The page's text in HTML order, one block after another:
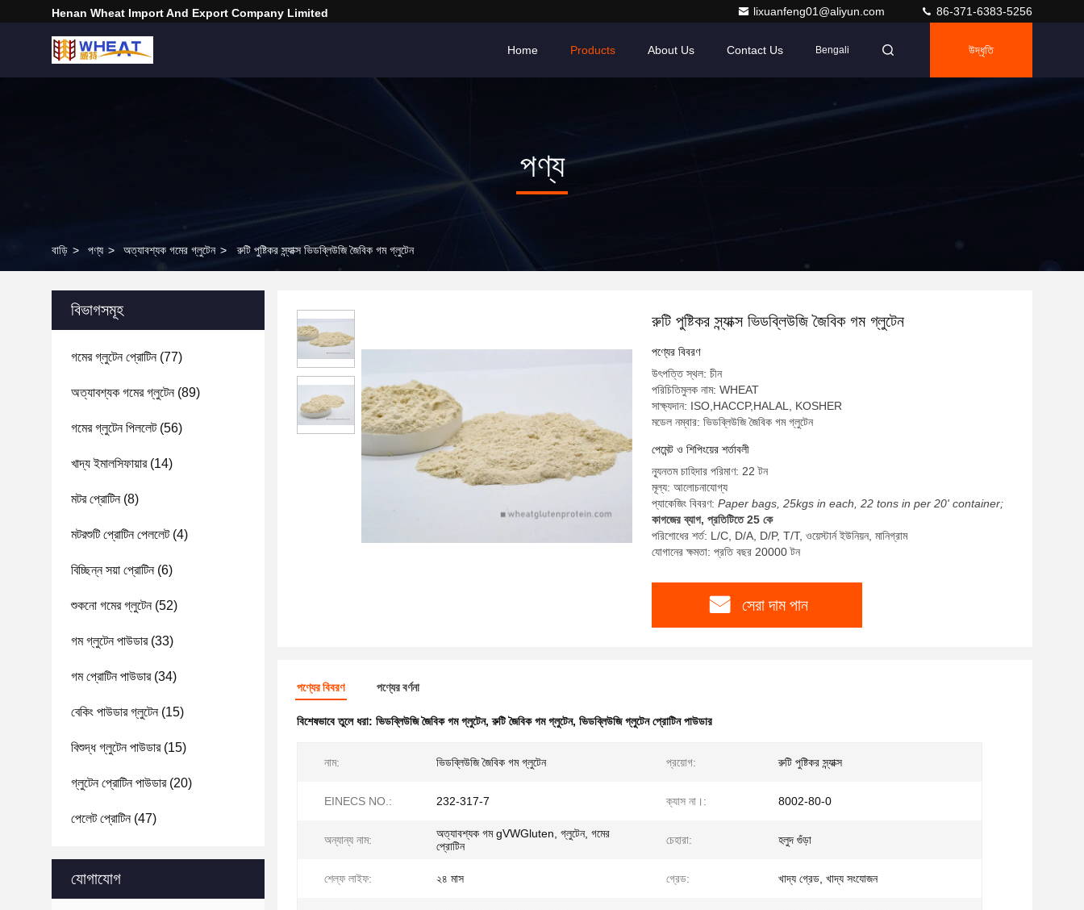
Henan Wheat Import And Export Company Limited lixuanfeng01@aliyun.com 86-371-6383-5256
Home Products About Us Contact Us Bengali উদ্ধৃতি
পণ্য
বাড়ি > পণ্য > অত্যাবশ্যক গমের গ্লুটেন > রুটি পুষ্টিকর স্ন্যাক্স ভিডব্লিউজি জৈবিক গম গ্লুটেন
বিভাগসমূহ
গমের গ্লুটেন প্রোটিন(77)
অত্যাবশ্যক গমের গ্লুটেন(89)
গমের গ্লুটেন পিললেট(56)
খাদ্য ইমালসিফায়ার(14)
মটর প্রোটিন(8)
মটরশুটি প্রোটিন পেললেট(4)
বিচ্ছিন্ন সয়া প্রোটিন(6)
শুকনো গমের গ্লুটেন(52)
গম গ্লুটেন পাউডার(33)
গম প্রোটিন পাউডার(34)
বেকিং পাউডার গ্লুটেন(15)
বিশুদ্ধ গ্লুটেন পাউডার(15)
গ্লুটেন প্রোটিন পাউডার(20)
পেলেট প্রোটিন(47)
যোগাযোগ
রুটি পুষ্টিকর স্ন্যাক্স ভিডব্লিউজি জৈবিক গম গ্লুটেন
পণ্যের বিবরণ
উৎপত্তি স্থল: চীন
পরিচিতিমুলক নাম: WHEAT
সাক্ষ্যদান: ISO,HACCP,HALAL, KOSHER
মডেল নম্বার: ভিডব্লিউজি জৈবিক গম গ্লুটেন
পেমেন্ট ও শিপিংয়ের শর্তাবলী
ন্যূনতম চাহিদার পরিমাণ: 22 টন
মূল্য: আলোচনাযোগ্য
প্যাকেজিং বিবরণ: Paper bags, 25kgs in each, 22 tons in per 20' container;
কাগজের ব্যাগ, প্রতিটিতে 25 কে
পরিশোধের শর্ত: L/C, D/A, D/P, T/T, ওয়েস্টার্ন ইউনিয়ন, মানিগ্রাম
যোগানের ক্ষমতা: প্রতি বছর 20000 টন
সেরা দাম পান
পণ্যের বিবরণ পণ্যের বর্ণনা
বিশেষভাবে তুলে ধরা: ভিডব্লিউজি জৈবিক গম গ্লুটেন,রুটি জৈবিক গম গ্লুটেন, ভিডব্লিউজি গ্লুটেন প্রোটিন পাউডার
নাম: ভিডব্লিউজি জৈবিক গম গ্লুটেন প্রয়োগ: রুটি পুষ্টিকর স্ন্যাক্স
EINECS NO.: 232-317-7 ক্যাস না।: 8002-80-0
অন্যান্য নাম:
অত্যাবশ্যক গম gVWGluten, গ্লুটেন, গমের
প্রোটিন
চেহারা: হলুদ গুঁড়া
শেল্ফ লাইফ: ২৪ মাস গ্রেড: খাদ্য গ্রেড, খাদ্য সংযোজন